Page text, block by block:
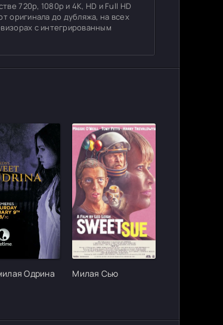
720p, 1080p и 4K, HD и Full HD
оригинала до дубляжа, на всех
с интегрированным
Одрина
[/
Милая Сью